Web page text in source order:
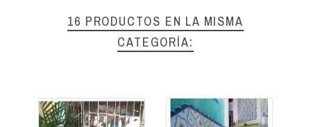
16 PRODUCTOS EN LA MISMA
CATEGORÍA: